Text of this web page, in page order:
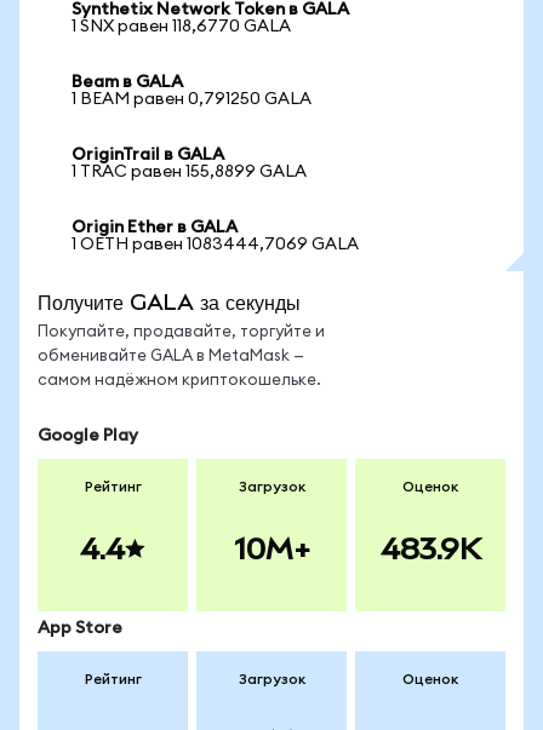
Synthetix Network Token в GALA
1 SNX равен 118,6770 GALA
Beam в GALA
1 BEAM равен 0,791250 GALA
OriginTrail в GALA
1 TRAC равен 155,8899 GALA
Origin Ether в GALA
1 OETH равен 1083444,7069 GALA
Получите GALA за секунды
Покупайте, продавайте, торгуйте и
обменивайте GALA в MetaMask —
самом надёжном криптокошельке.
Google Play
Рейтинг
4.4
Загрузок
10M+
Оценок
483.9K
App Store
Рейтинг Загрузок Оценок